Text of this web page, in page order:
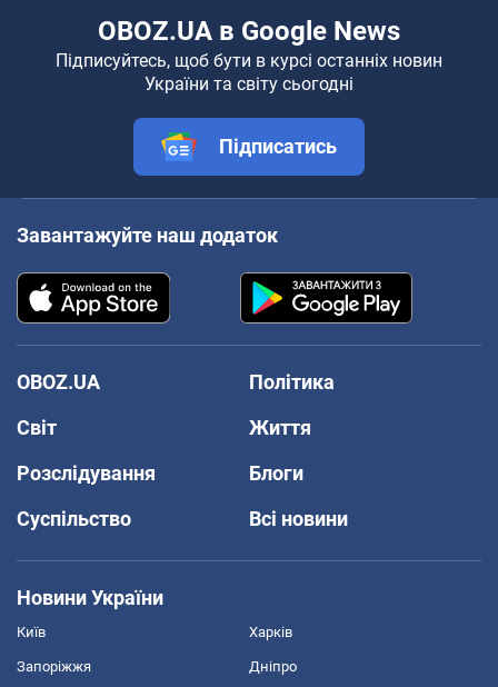
OBOZ.UA в Google News
Підписуйтесь, щоб бути в курсі останніх новин
України та світу сьогодні
Підписатись
Завантажуйте наш додаток
OBOZ.UA
Політика
Світ
Життя
Розслідування
Блоги
Суспільство
Всі новини
Новини України
Київ Харків
Запоріжжя Дніпро